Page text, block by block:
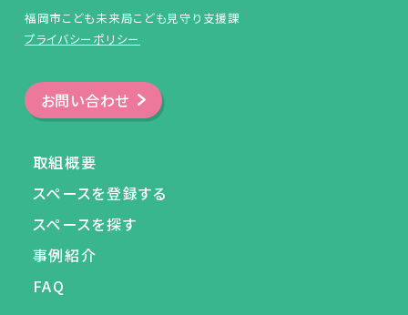
福岡市こども未来局こども見守り支援課
プライバシーポリシー
お問い合わせ
取組概要
スペースを登録する
スペースを探す
事例紹介
FAQ